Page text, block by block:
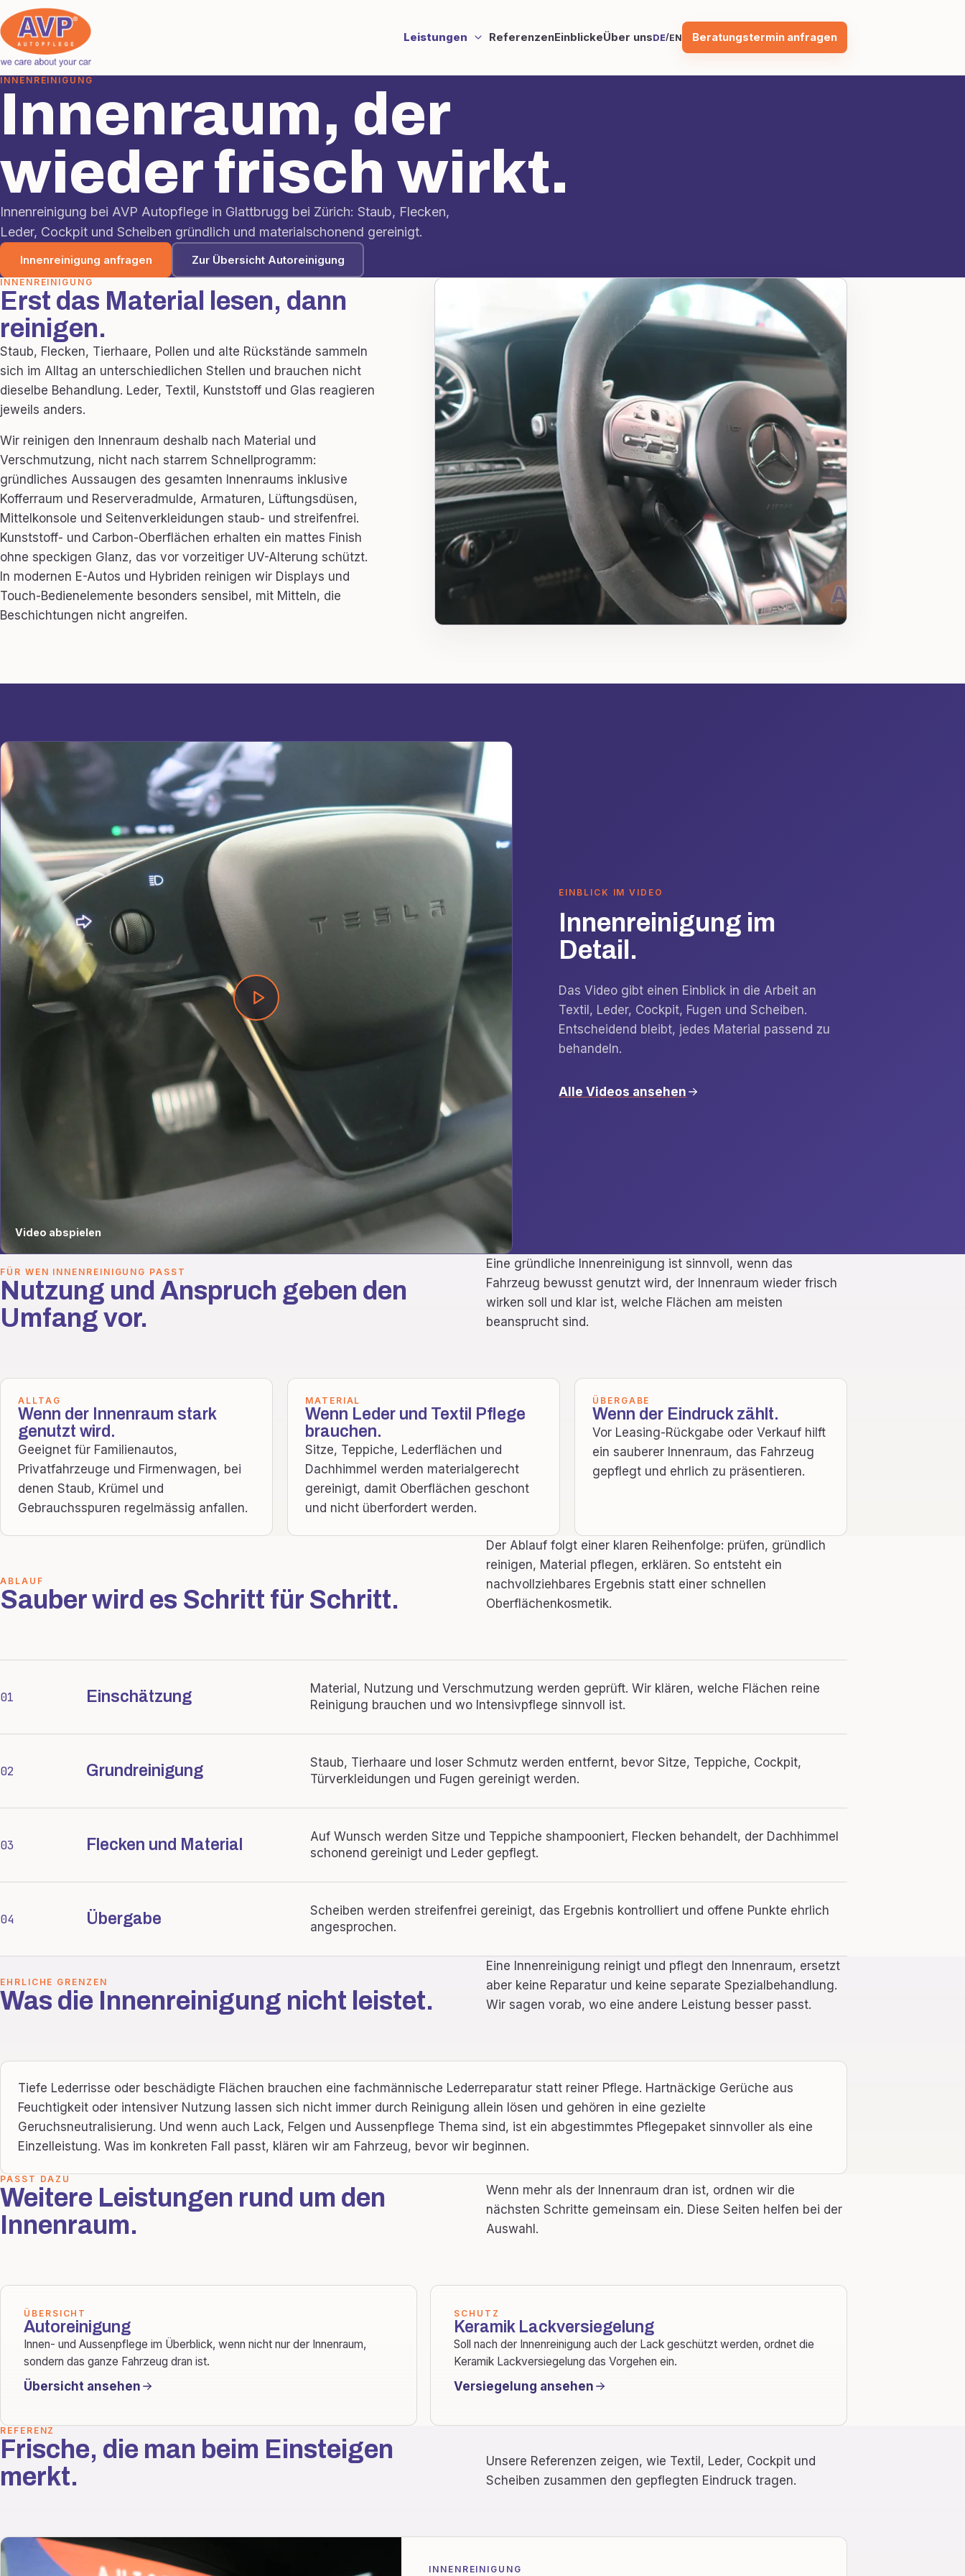
Leistungen ReferenzenEinblickeÜber unsDE/EN Beratungstermin anfragen
INNENREINIGUNG
Innenraum, der
wieder frisch wirkt.
Innenreinigung bei AVP Autopflege in Glattbrugg bei Zürich: Staub, Flecken,
Leder, Cockpit und Scheiben gründlich und materialschonend gereinigt.
Innenreinigung anfragen Zur Übersicht Autoreinigung
INNENREINIGUNG
Erst das Material lesen, dann
reinigen.
Staub, Flecken, Tierhaare, Pollen und alte Rückstände sammeln
sich im Alltag an unterschiedlichen Stellen und brauchen nicht
dieselbe Behandlung. Leder, Textil, Kunststoff und Glas reagieren
jeweils anders.
Wir reinigen den Innenraum deshalb nach Material und
Verschmutzung, nicht nach starrem Schnellprogramm:
gründliches Aussaugen des gesamten Innenraums inklusive
Kofferraum und Reserveradmulde, Armaturen, Lüftungsdüsen,
Mittelkonsole und Seitenverkleidungen staub- und streifenfrei.
Kunststoff- und Carbon-Oberflächen erhalten ein mattes Finish
ohne speckigen Glanz, das vor vorzeitiger UV-Alterung schützt.
In modernen E-Autos und Hybriden reinigen wir Displays und
Touch-Bedienelemente besonders sensibel, mit Mitteln, die
Beschichtungen nicht angreifen.
Video abspielen
EINBLICK IM VIDEO
Innenreinigung im
Detail.
Das Video gibt einen Einblick in die Arbeit an
Textil, Leder, Cockpit, Fugen und Scheiben.
Entscheidend bleibt, jedes Material passend zu
behandeln.
Alle Videos ansehen
FÜR WEN INNENREINIGUNG PASST
Nutzung und Anspruch geben den
Umfang vor.
Eine gründliche Innenreinigung ist sinnvoll, wenn das
Fahrzeug bewusst genutzt wird, der Innenraum wieder frisch
wirken soll und klar ist, welche Flächen am meisten
beansprucht sind.
ALLTAG
Wenn der Innenraum stark
genutzt wird.
Geeignet für Familienautos,
Privatfahrzeuge und Firmenwagen, bei
denen Staub, Krümel und
Gebrauchsspuren regelmässig anfallen.
MATERIAL
Wenn Leder und Textil Pflege
brauchen.
Sitze, Teppiche, Lederflächen und
Dachhimmel werden materialgerecht
gereinigt, damit Oberflächen geschont
und nicht überfordert werden.
ÜBERGABE
Wenn der Eindruck zählt.
Vor Leasing-Rückgabe oder Verkauf hilft
ein sauberer Innenraum, das Fahrzeug
gepflegt und ehrlich zu präsentieren.
ABLAUF
Sauber wird es Schritt für Schritt.
Der Ablauf folgt einer klaren Reihenfolge: prüfen, gründlich
reinigen, Material pflegen, erklären. So entsteht ein
nachvollziehbares Ergebnis statt einer schnellen
Oberflächenkosmetik.
01 Einschätzung
Material, Nutzung und Verschmutzung werden geprüft. Wir klären, welche Flächen reine
Reinigung brauchen und wo Intensivpflege sinnvoll ist.
02 Grundreinigung
Staub, Tierhaare und loser Schmutz werden entfernt, bevor Sitze, Teppiche, Cockpit,
Türverkleidungen und Fugen gereinigt werden.
03 Flecken und Material
Auf Wunsch werden Sitze und Teppiche shampooniert, Flecken behandelt, der Dachhimmel
schonend gereinigt und Leder gepflegt.
04 Übergabe
Scheiben werden streifenfrei gereinigt, das Ergebnis kontrolliert und offene Punkte ehrlich
angesprochen.
EHRLICHE GRENZEN
Was die Innenreinigung nicht leistet.
Eine Innenreinigung reinigt und pflegt den Innenraum, ersetzt
aber keine Reparatur und keine separate Spezialbehandlung.
Wir sagen vorab, wo eine andere Leistung besser passt.
Tiefe Lederrisse oder beschädigte Flächen brauchen eine fachmännische Lederreparatur statt reiner Pflege. Hartnäckige Gerüche aus
Feuchtigkeit oder intensiver Nutzung lassen sich nicht immer durch Reinigung allein lösen und gehören in eine gezielte
Geruchsneutralisierung. Und wenn auch Lack, Felgen und Aussenpflege Thema sind, ist ein abgestimmtes Pflegepaket sinnvoller als eine
Einzelleistung. Was im konkreten Fall passt, klären wir am Fahrzeug, bevor wir beginnen.
PASST DAZU
Weitere Leistungen rund um den
Innenraum.
Wenn mehr als der Innenraum dran ist, ordnen wir die
nächsten Schritte gemeinsam ein. Diese Seiten helfen bei der
Auswahl.
ÜBERSICHT
Autoreinigung
Innen- und Aussenpflege im Überblick, wenn nicht nur der Innenraum,
sondern das ganze Fahrzeug dran ist.
Übersicht ansehen
SCHUTZ
Keramik Lackversiegelung
Soll nach der Innenreinigung auch der Lack geschützt werden, ordnet die
Keramik Lackversiegelung das Vorgehen ein.
Versiegelung ansehen
REFERENZ
Frische, die man beim Einsteigen
merkt.
Unsere Referenzen zeigen, wie Textil, Leder, Cockpit und
Scheiben zusammen den gepflegten Eindruck tragen.
INNENREINIGUNG